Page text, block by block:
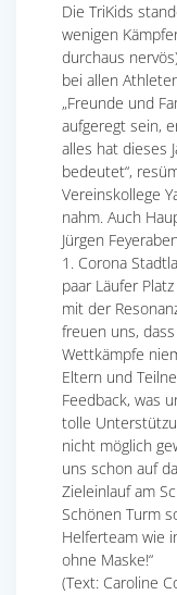
Die TriKids
wenigen
durchaus
bei allen
„Freunde und
aufgeregt sein,
alles hat dieses
bedeutet“,
Vereinskollege
nahm. Auch
Jürgen
1. Corona
paar Läufer
mit der
freuen uns,
Wettkämpfe
Eltern und
Feedback, was
tolle
nicht möglich
uns schon auf
Zieleinlauf am
Schönen Turm
Helferteam wie
ohne Maske!“
(Text: Caroline